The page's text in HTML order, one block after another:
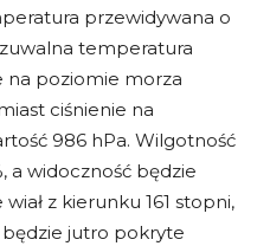
przewidywana o
temperatura
na poziomie morza
ciśnienie na
986 hPa. Wilgotność
a widoczność będzie
z kierunku 161 stopni,
będzie jutro pokryte